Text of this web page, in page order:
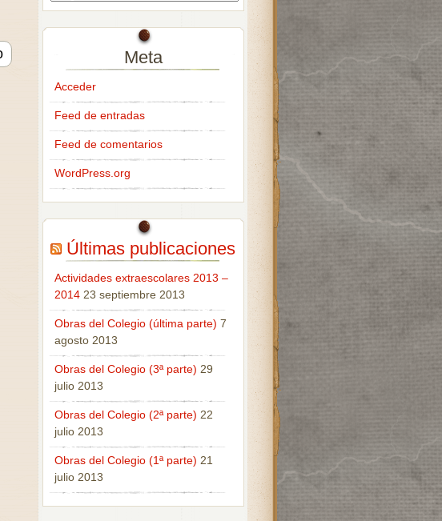
Meta
Acceder
Feed de entradas
Feed de comentarios
WordPress.org
Últimas publicaciones
Actividades extraescolares 2013 –
2014 23 septiembre 2013
Obras del Colegio (última parte) 7
agosto 2013
Obras del Colegio (3ª parte) 29
julio 2013
Obras del Colegio (2ª parte) 22
julio 2013
Obras del Colegio (1ª parte) 21
julio 2013